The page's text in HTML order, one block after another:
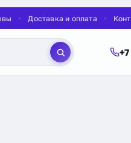
Доставка и оплата